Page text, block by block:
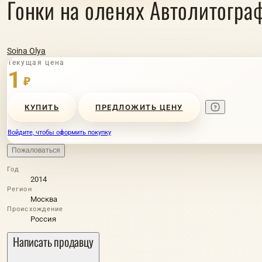
Гонки на оленях
Soina Olya
Текущая цена
1 ₽
КУПИТЬ ПРЕДЛОЖИТЬ ЦЕНУ
Войдите, чтобы оформить покупку
Пожаловаться
Год
2014
Регион
Москва
Происхождение
Россия
Написать продавцу